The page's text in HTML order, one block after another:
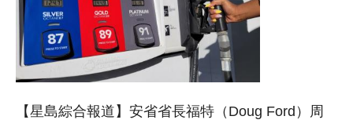
【星島綜合報道】安省省長福特（Doug Ford）周